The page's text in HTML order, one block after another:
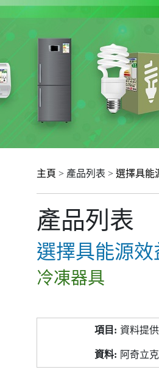
主頁 > 產品列表 > 選擇具能
產品列表
選擇具能源
冷凍器具
料
資料提
阿奇立